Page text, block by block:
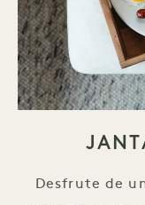
Desfrute de